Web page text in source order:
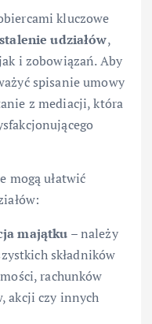
kluczowe
udziałów,
i zobowiązań. Aby
spisanie umowy
z mediacji, która
mogą ułatwić
majątku – należy
składników
rachunków
akcji czy innych